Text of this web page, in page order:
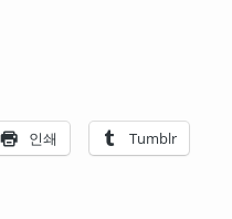
인쇄 Tumblr